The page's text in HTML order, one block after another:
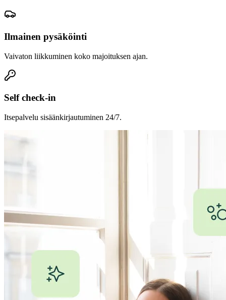
Ilmainen pysäköinti
Vaivaton liikkuminen koko majoituksen ajan.
Self check-in
Itsepalvelu sisäänkirjautuminen 24/7.